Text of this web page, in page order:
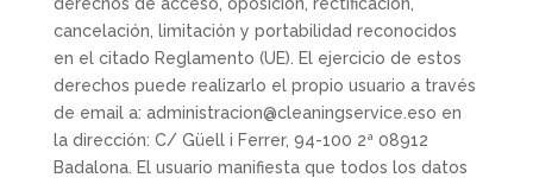
cancelación, limitación y portabilidad reconocidos
en el citado Reglamento (UE). El ejercicio de estos
derechos puede realizarlo el propio usuario a través
de email a: administracion@cleaningservice.eso en
la dirección: C/ Güell i Ferrer, 94-100 2ª 08912
Badalona. El usuario manifiesta que todos los datos